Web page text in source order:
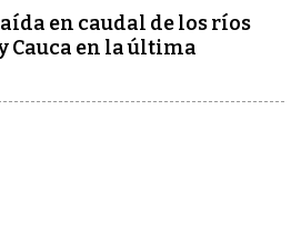
en caudal de los ríos
Cauca en la última